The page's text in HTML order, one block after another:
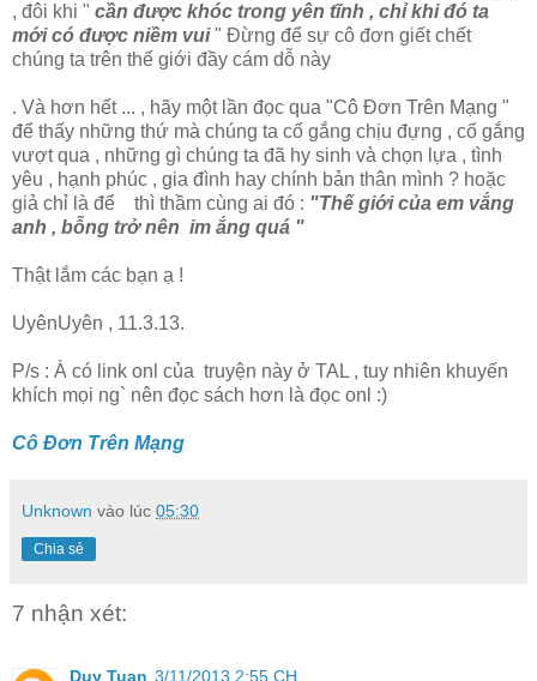
, đôi khi " cần được khóc trong yên tĩnh , chỉ khi đó ta
mới có được niềm vui" Đừng để sự cô đơn giết chết
chúng ta trên thế giới đầy cám dỗ này
. Và hơn hết ... , hãy một lần đọc qua "Cô Đơn Trên Mạng "
để thấy những thứ mà chúng ta cố gắng chịu đựng , cố gắng
vượt qua , những gì chúng ta đã hy sinh và chọn lựa , tình
yêu , hạnh phúc , gia đình hay chính bản thân mình ? hoặc
giả chỉ là để thì thầm cùng ai đó : "Thế giới của em vắng
anh , bỗng trở nên im ắng quá "
Thật lắm các bạn ạ !
UyênUyên , 11.3.13.
P/s : À có link onl của truyện này ở TAL , tuy nhiên khuyến
khích mọi ng` nên đọc sách hơn là đọc onl :)
Cô Đơn Trên Mạng
Unknown vào lúc 05:30
Chia sẻ
7 nhận xét:
Duy Tuan 3/11/2013 2:55 CH